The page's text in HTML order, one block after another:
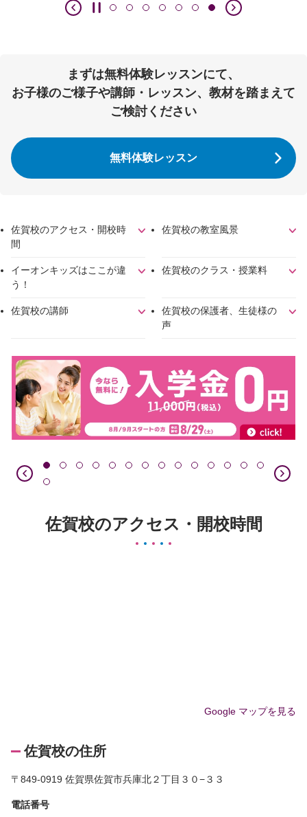
まずは無料体験レッスンにて、
お子様のご様子や講師・レッスン、教材を踏まえて
ご検討ください
無料体験レッスン
佐賀校のアクセス・開校時
間
佐賀校の教室風景
イーオンキッズはここが違
う！
佐賀校のクラス・授業料
佐賀校の講師
佐賀校の保護者、生徒様の
声
佐賀校のアクセス・開校時間
Google マップを見る
佐賀校の住所
〒849-0919 佐賀県佐賀市兵庫北２丁目３０−３３
電話番号